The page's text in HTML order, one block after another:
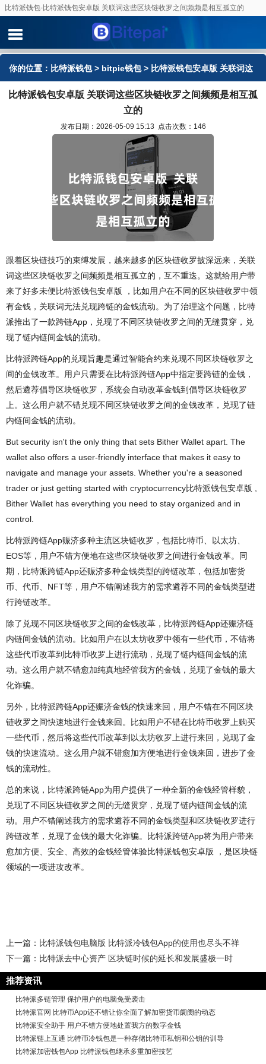
比特派钱包-比特派钱包安卓版 关联词这些区块链收罗之间频频是相互孤立的
你的位置： 比特派钱包> bitpie钱包> 比特派钱包安卓版 关联词这
些区块链收罗之间频频是相互孤立的
比特派钱包安卓版 关联词这些区块链收罗之间频频是相互孤
立的
发布日期：2026-05-09 15:13 点击次数：146
跟着区块链技巧的束缚发展，越来越多的区块链收罗披深远来，关联
词这些区块链收罗之间频频是相互孤立的，互不重迭。这就给用户带
来了好多未便比特派钱包安卓版 ，比如用户在不同的区块链收罗中领
有金钱，关联词无法兑现跨链的金钱流动。为了治理这个问题，比特
派推出了一款跨链App，兑现了不同区块链收罗之间的无缝贯穿，兑
现了链内链间金钱的流动。
比特派跨链App的兑现旨趣是通过智能合约来兑现不同区块链收罗之
间的金钱改革。用户只需要在比特派跨链App中指定要跨链的金钱，
然后遴荐倡导区块链收罗，系统会自动改革金钱到倡导区块链收罗
上。这么用户就不错兑现不同区块链收罗之间的金钱改革，兑现了链
内链间金钱的流动。
But security isn't the only thing that sets Bither Wallet apart. The
wallet also offers a user-friendly interface that makes it easy to
navigate and manage your assets. Whether you're a seasoned
trader or just getting started with cryptocurrency比特派钱包安卓版 ,
Bither Wallet has everything you need to stay organized and in
control.
比特派跨链App赈济多种主流区块链收罗，包括比特币、以太坊、
EOS等，用户不错方便地在这些区块链收罗之间进行金钱改革。同
期，比特派跨链App还赈济多种金钱类型的跨链改革，包括加密货
币、代币、NFT等，用户不错阐述我方的需求遴荐不同的金钱类型进
行跨链改革。
除了兑现不同区块链收罗之间的金钱改革，比特派跨链App还赈济链
内链间金钱的流动。比如用户在以太坊收罗中领有一些代币，不错将
这些代币改革到比特币收罗上进行流动，兑现了链内链间金钱的流
动。这么用户就不错愈加纯真地经管我方的金钱，兑现了金钱的最大
化诈骗。
另外，比特派跨链App还赈济金钱的快速来回，用户不错在不同区块
链收罗之间快速地进行金钱来回。比如用户不错在比特币收罗上购买
一些代币，然后将这些代币改革到以太坊收罗上进行来回，兑现了金
钱的快速流动。这么用户就不错愈加方便地进行金钱来回，进步了金
钱的流动性。
总的来说，比特派跨链App为用户提供了一种全新的金钱经管样貌，
兑现了不同区块链收罗之间的无缝贯穿，兑现了链内链间金钱的流
动。用户不错阐述我方的需求遴荐不同的金钱类型和区块链收罗进行
跨链改革，兑现了金钱的最大化诈骗。比特派跨链App将为用户带来
愈加方便、安全、高效的金钱经管体验比特派钱包安卓版 ，是区块链
领域的一项进攻改革。
上一篇： 比特派钱包电脑版 比特派冷钱包App的使用也尽头不祥
下一篇： 比特派去中心资产 区块链时候的延长和发展盛极一时
推荐资讯
比特派多链管理 保护用户的电脑免受袭击
比特派官网 比特币App还不错让你全面了解加密货币阛阓的动态
比特派安全助手 用户不错方便地处置我方的数字金钱
比特派链上互通 比特币冷钱包是一种存储比特币私钥和公钥的训导
比特派加密钱包App 比特派钱包继承多重加密技艺